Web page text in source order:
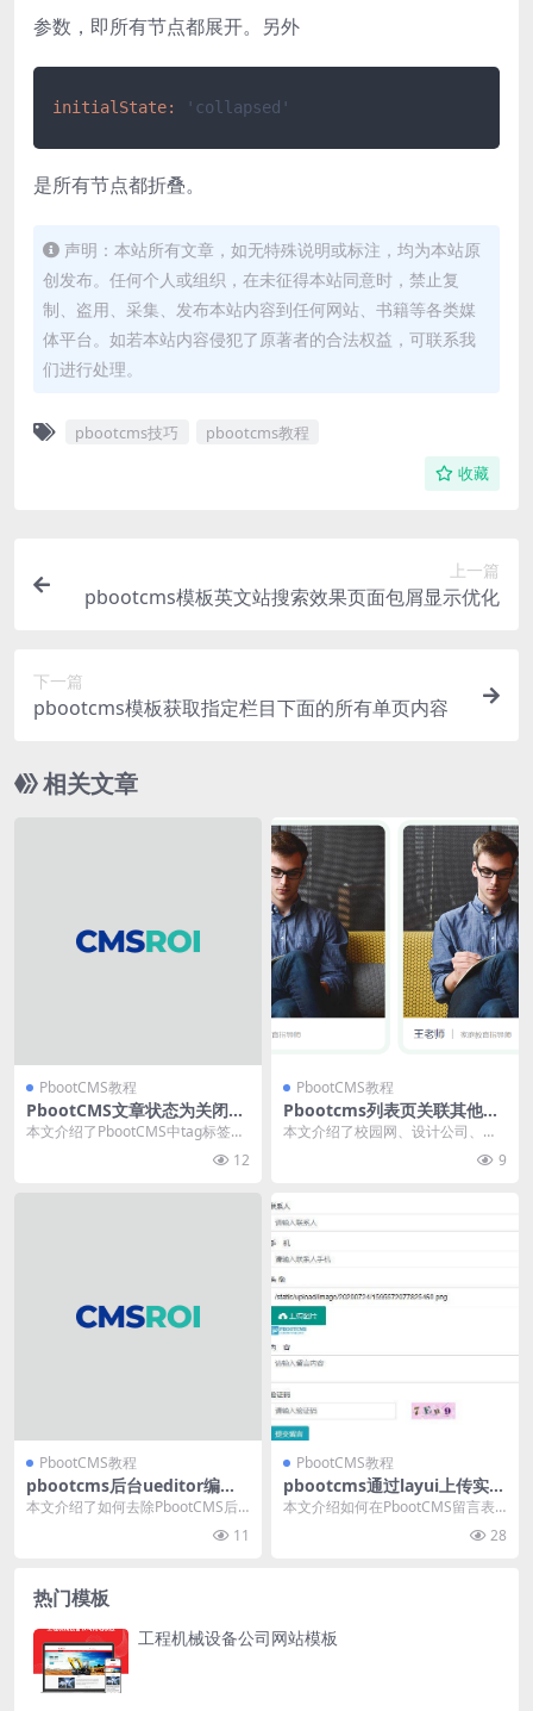
参数，即所有节点都展开。另外
initialState: 'collapsed'
是所有节点都折叠。
声明：本站所有文章，如无特殊说明或标注，均为本站原
创发布。任何个人或组织，在未征得本站同意时，禁止复
制、盗用、采集、发布本站内容到任何网站、书籍等各类媒
体平台。如若本站内容侵犯了原著者的合法权益，可联系我
们进行处理。
pbootcms技巧 pbootcms教程
收藏
上一篇
pbootcms模板英文站搜索效果页面包屑显示优化
下一篇
pbootcms模板获取指定栏目下面的所有单页内容
相关文章
PbootCMS教程
PbootCMS文章状态为关闭时
tag标签还显示
本文介绍了PbootCMS中tag标签无
12
PbootCMS教程
Pbootcms列表页关联其他栏
目
本文介绍了校园网、设计公司、销
9
PbootCMS教程
pbootcms后台ueditor编辑
器上传图片如何去掉自动添加
本文介绍了如何去除PbootCMS后
11
PbootCMS教程
pbootcms通过layui上传实现
留言文件或图片上传功能
本文介绍如何在PbootCMS留言表
28
热门模板
工程机械设备公司网站模板